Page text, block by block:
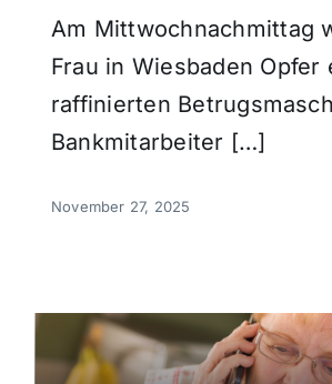
Am Mittwochnachmittag
Frau in Wiesbaden Opfer
raffinierten
Bankmitarbeiter […]
November 27, 2025